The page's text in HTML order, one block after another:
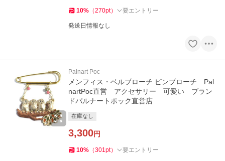
10% （270pt） 要エントリー
発送日情報なし
Palnart Poc
メンフィス・ベルブローチ ピンブローチ Pal
nartPoc直営 アクセサリー 可愛い ブラン
ドパルナートポック直営店
在庫なし
3,300円
10% （301pt） 要エントリー